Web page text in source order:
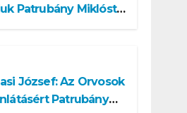
Patrubány Miklóst
József: Az Orvosok
Patrubány